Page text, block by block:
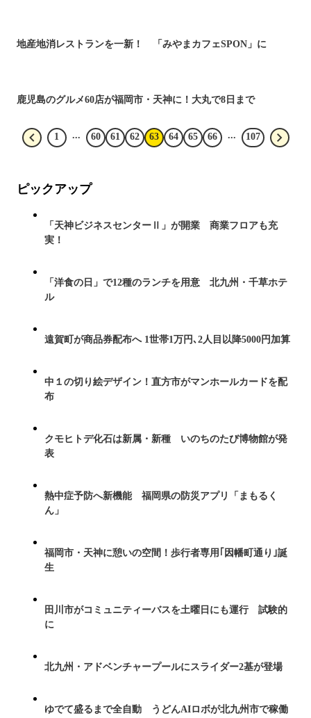
地産地消レストランを一新！ 「みやまカフェSPON」に
鹿児島のグルメ60店が福岡市・天神に！大丸で8日まで
1 ... 60 61 62 63 64 65 66 ... 107
ピックアップ
「天神ビジネスセンターⅡ」が開業 商業フロアも充
実！
「洋食の日」で12種のランチを用意 北九州・千草ホテ
ル
遠賀町が商品券配布へ 1世帯1万円､2人目以降5000円加算
中１の切り絵デザイン！直方市がマンホールカードを配
布
クモヒトデ化石は新属・新種 いのちのたび博物館が発
表
熱中症予防へ新機能 福岡県の防災アプリ「まもるく
ん」
福岡市・天神に憩いの空間！歩行者専用｢因幡町通り｣誕
生
田川市がコミュニティーバスを土曜日にも運行 試験的
に
北九州・アドベンチャープールにスライダー2基が登場
ゆでて盛るまで全自動 うどんAIロボが北九州市で稼働